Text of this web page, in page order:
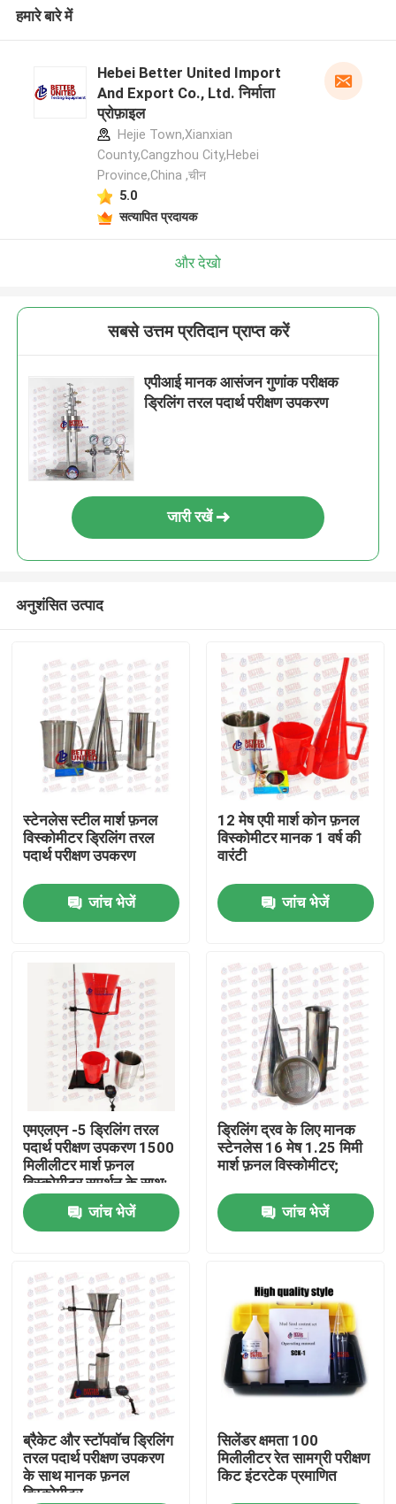
उत्पाद
हमारे बारे में
फैक्टरी यात्रा
गुणवत्ता नियंत्रण
हमसे संपर्क करें
एक बोली का अनुरोध
यूनिवर्सल टेस्टिंग मशीन
मृदा परीक्षण मशीन
कंक्रीट परीक्षण मशीन
हमारे बारे में
Hebei Better United Import
And Export Co., Ltd. निर्माता
प्रोफ़ाइल
Hejie Town,Xianxian
County,Cangzhou City,Hebei
Province,China ,चीन
5.0
सत्यापित प्रदायक
और देखो
सबसे उत्तम प्रतिदान प्राप्त करें
एपीआई मानक आसंजन गुणांक परीक्षक
ड्रिलिंग तरल पदार्थ परीक्षण उपकरण
जारी रखें
अनुशंसित उत्पाद
स्टेनलेस स्टील मार्श फ़नल
विस्कोमीटर ड्रिलिंग तरल
पदार्थ परीक्षण उपकरण
जांच भेजें
12 मेष एपी मार्श कोन फ़नल
विस्कोमीटर मानक 1 वर्ष की
वारंटी
जांच भेजें
एमएलएन -5 ड्रिलिंग तरल
पदार्थ परीक्षण उपकरण 1500
मिलीलीटर मार्श फ़नल
विस्कोमीटर समर्थन के साथ:
जांच भेजें
ड्रिलिंग द्रव के लिए मानक
स्टेनलेस 16 मेष 1.25 मिमी
मार्श फ़नल विस्कोमीटर;
जांच भेजें
ब्रैकेट और स्टॉपवॉच ड्रिलिंग
तरल पदार्थ परीक्षण उपकरण
के साथ मानक फ़नल
विस्कोमीटर
सिलेंडर क्षमता 100
मिलीलीटर रेत सामग्री परीक्षण
किट इंटरटेक प्रमाणित